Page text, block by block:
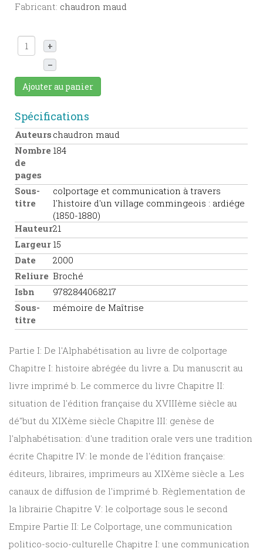
Fabricant: chaudron maud
+
–
Ajouter au panier
Spécifications
Auteurs chaudron maud
Nombre
de
pages
184
Sous-
titre
colportage et communication à travers
l'histoire d'un village commingeois : ardiége
(1850-1880)
Hauteur21
Largeur 15
Date
2000
Reliure Broché
Isbn
9782844068217
Sous-
titre
mémoire de Maîtrise
Partie I: De l'Alphabétisation au livre de colportage
Chapitre I: histoire abrégée du livre a. Du manuscrit au
livre imprimé b. Le commerce du livre Chapitre II:
situation de l'édition française du XVIIIème siècle au
dé"but du XIXème siècle Chapitre III: genèse de
l'alphabétisation: d'une tradition orale vers une tradition
écrite Chapitre IV: le monde de l'édition française:
éditeurs, libraires, imprimeurs au XIXème siècle a. Les
canaux de diffusion de l'imprimé b. Règlementation de
la librairie Chapitre V: le colportage sous le second
Empire Partie II: Le Colportage, une communication
politico-socio-culturelle Chapitre I: une communication